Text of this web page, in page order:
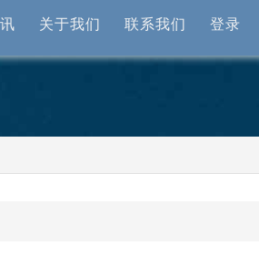
关于我们 联系我们 登录